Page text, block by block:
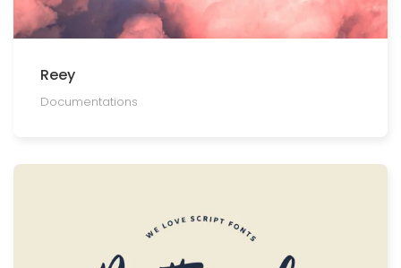
Reey
Documentations